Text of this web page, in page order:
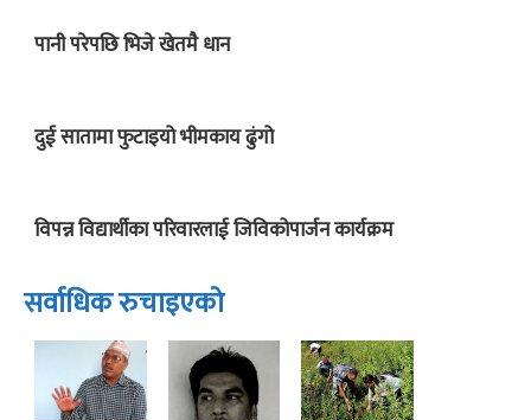
पानी परेपछि भिजे खेतमै धान
दुई सातामा फुटाइयो भीमकाय ढुंगो
विपन्न विद्यार्थीका परिवारलाई जिविकोपार्जन कार्यक्रम
सर्वाधिक रुचाइएको